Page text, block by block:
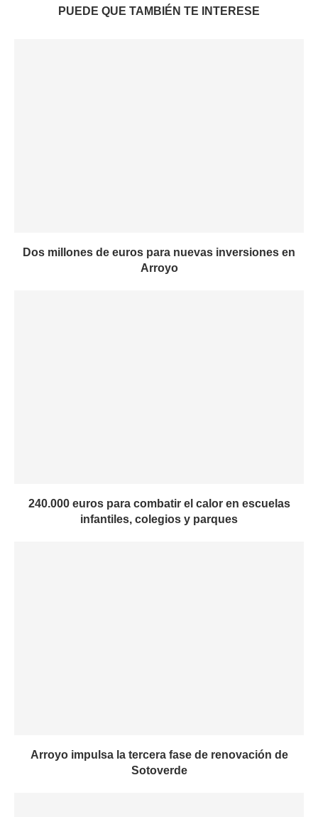
PUEDE QUE TAMBIÉN TE INTERESE
Dos millones de euros para nuevas inversiones en
Arroyo
240.000 euros para combatir el calor en escuelas
infantiles, colegios y parques
Arroyo impulsa la tercera fase de renovación de
Sotoverde